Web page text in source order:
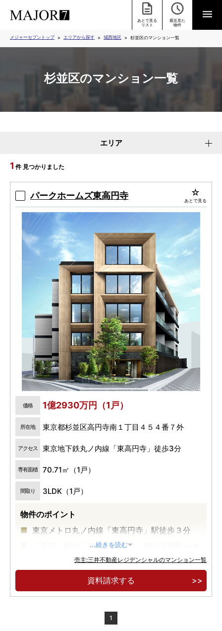
あとで見る
リスト
最近見た
物件
メジャーセブントップ エリアから探す 城西地区 杉並区のマンション一覧
杉並区のマンション一覧
エリア
1 件 見つかりました
パークホームズ東高円寺 あとで見る
価格 1億2930万円（1戸）
所在地 東京都杉並区高円寺南１丁目４５４番７外
アクセス 東京地下鉄丸ノ内線「東高円寺」徒歩3分
専有面積 70.71㎡（1戸）
間取り 3LDK（1戸）
物件のポイント
東京メトロ丸ノ内線「東高円寺」駅徒歩３分
「新宿」駅や「東京」駅など、都心主要駅への
ダイレクトアクセス
ＪＲ「中野」駅まで徒歩１３分、ＪＲ「高円
寺」駅まで徒歩１６分
...続きを読む
売主:三井不動産レジデンシャルのマンション一覧
資料請求する
1